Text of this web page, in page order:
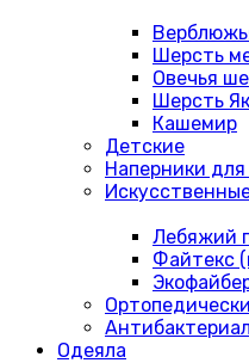
Шерсть
Овечья
Шерсть
Кашемир
Детские
Наперники
Лебяжий
Файтекс
Одеяла